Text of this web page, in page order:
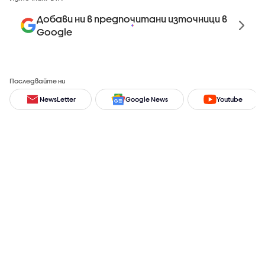
Добави ни в предпочитани източници в
Google
Последвайте ни
NewsLetter Google News Youtube